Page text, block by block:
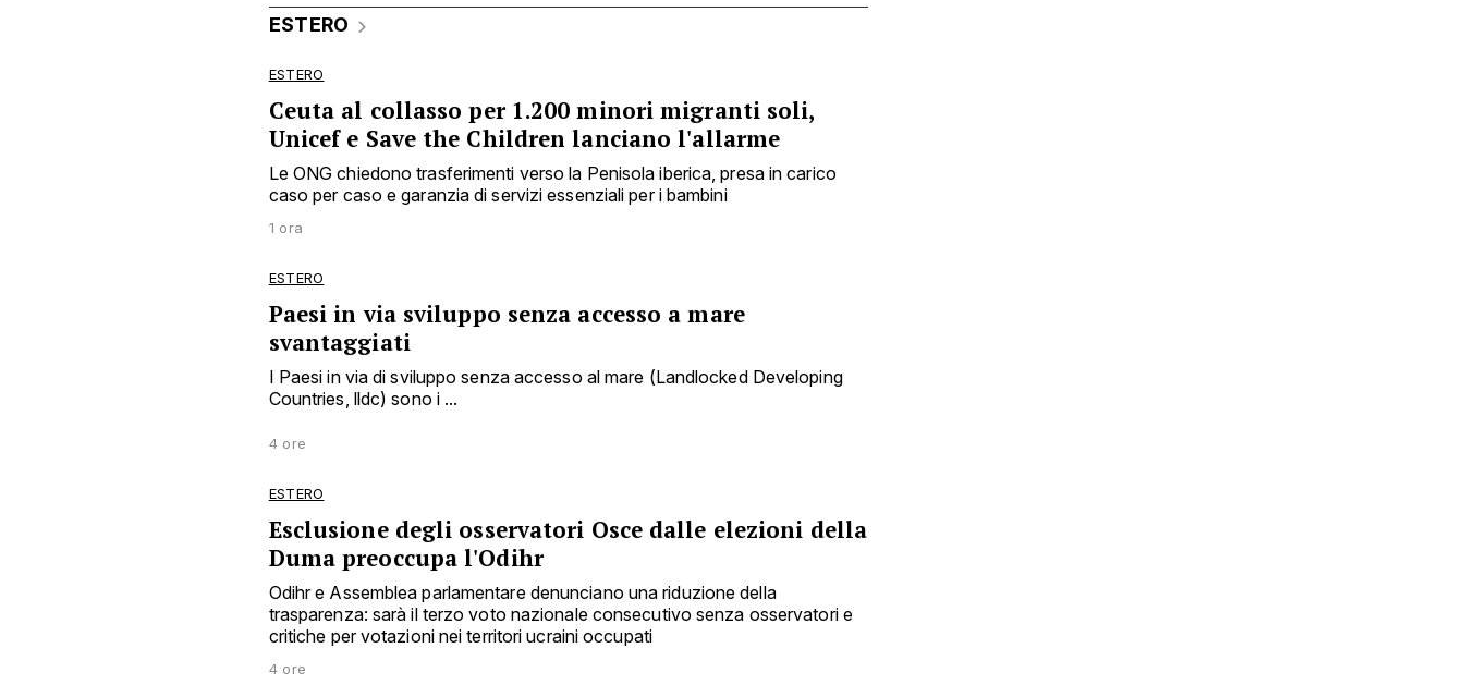
ESTERO
ESTERO
Ceuta al collasso per 1.200 minori migranti soli,
Unicef e Save the Children lanciano l'allarme
Le ONG chiedono trasferimenti verso la Penisola iberica, presa in carico
caso per caso e garanzia di servizi essenziali per i bambini
1 ora
ESTERO
Paesi in via sviluppo senza accesso a mare
svantaggiati
I Paesi in via di sviluppo senza accesso al mare (Landlocked Developing
Countries, lldc) sono i ...
4 ore
ESTERO
Esclusione degli osservatori Osce dalle elezioni della
Duma preoccupa l'Odihr
Odihr e Assemblea parlamentare denunciano una riduzione della
trasparenza: sarà il terzo voto nazionale consecutivo senza osservatori e
critiche per votazioni nei territori ucraini occupati
4 ore